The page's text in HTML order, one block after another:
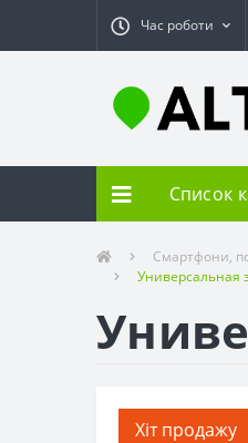
Час роботи
Список
Смартфони,
Универсальная
Хіт продажу